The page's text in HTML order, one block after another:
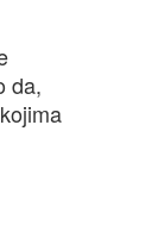
da,